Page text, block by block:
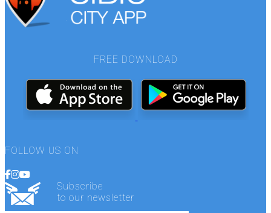
FREE DOWNLOAD
FOLLOW US ON
Subscribe
to our newsletter